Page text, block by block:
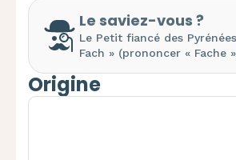
Le saviez-vous ?
Le Petit fiancé des
Fach » (prononcer « Fache
Origine